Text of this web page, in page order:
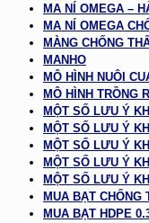
MA NÍ OMEGA –
MA NÍ OMEGA
MÀNG CHỐNG
MANHO
MÔ HÌNH NUÔI
MÔ HÌNH TRỒNG
MỘT SỐ LƯU Ý
MỘT SỐ LƯU Ý
MỘT SỐ LƯU Ý
MỘT SỐ LƯU Ý
MỘT SỐ LƯU Ý
MUA BẠT CHỐNG
MUA BẠT HDPE